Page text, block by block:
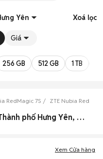
Yên Xoá lọc
Giá
256 GB 512 GB 1 TB
RedMagic 7S ZTE Nubia
0 Zte Nubia Redmagic 7s cũ Thành phố Hưng Yên, Hưng Yên đẹp
Xem Cửa hàng